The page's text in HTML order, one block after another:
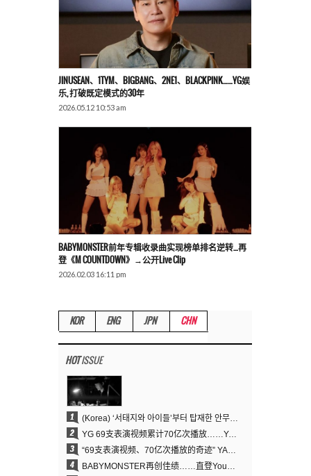
JINUSEAN、1TYM、BIGBANG、2NE1、BLACKPINK……YG娱
乐, 打破既定模式的30年
2026.05.12 10:53 am
BABYMONSTER前年专辑收录曲实现榜单排名逆转…再
登《M COUNTDOWN》→公开Live Clip
2026.02.03 16:11 pm
KOR ENG JPN CHN
HOTISSUE
1 (Korea) ‘서태지와 아이들’부터 탑재한 안무DNA…양현석, YG 퍼포먼스 비디오 70억 뷰 신화의 시작
2 YG 69支表演视频累计70亿次播放……YANG HYUN SUK制作理念奏效
3 “69支表演视频、70亿次播放的奇迹” YANG HYUN SUK为何100%亲自打造YG表演视频
4 BABYMONSTER再创佳绩……直登YouTube全球趋势榜第一名